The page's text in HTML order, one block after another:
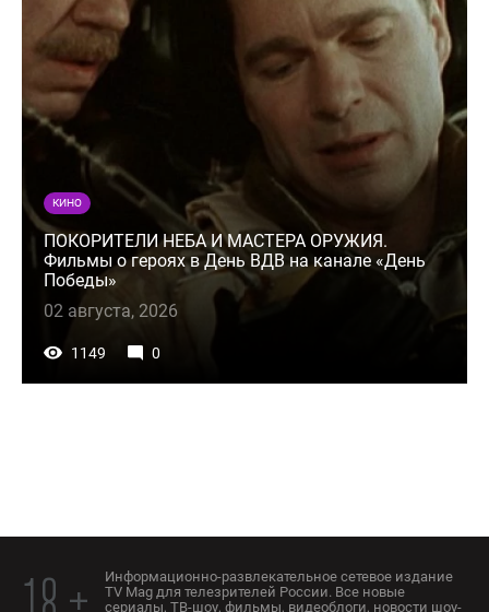
КИНО
ПОКОРИТЕЛИ НЕБА И МАСТЕРА ОРУЖИЯ.
Фильмы о героях в День ВДВ на канале «День
Победы»
02 августа, 2026
1149 0
Информационно-развлекательное сетевое издание
TV Mag для телезрителей России. Все новые
сериалы, ТВ-шоу, фильмы, видеоблоги, новости шоу-